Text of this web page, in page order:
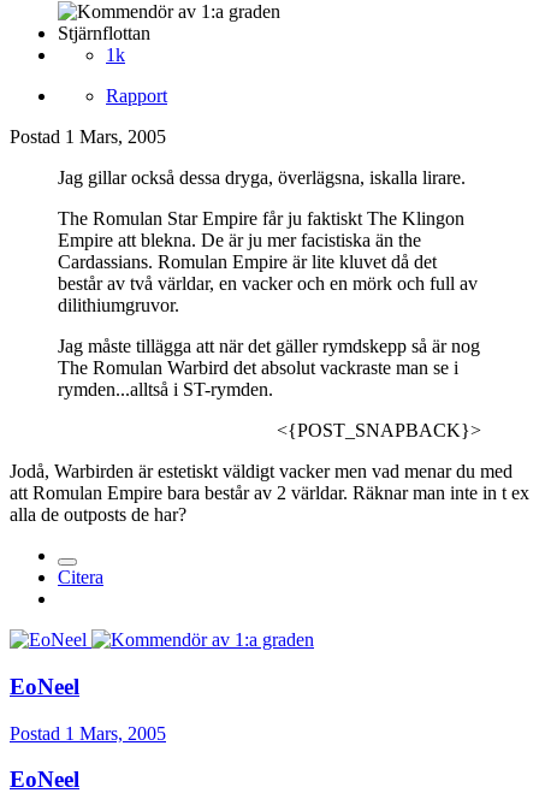
Stjärnflottan
1k
Rapport
Postad 1 Mars, 2005
Jag gillar också dessa dryga, överlägsna, iskalla lirare.
The Romulan Star Empire får ju faktiskt The Klingon
Empire att blekna. De är ju mer facistiska än the
Cardassians. Romulan Empire är lite kluvet då det
består av två världar, en vacker och en mörk och full av
dilithiumgruvor.
Jag måste tillägga att när det gäller rymdskepp så är nog
The Romulan Warbird det absolut vackraste man se i
rymden...alltså i ST-rymden.
<{POST_SNAPBACK}>
Jodå, Warbirden är estetiskt väldigt vacker men vad menar du med
att Romulan Empire bara består av 2 världar. Räknar man inte in t ex
alla de outposts de har?
Citera
EoNeel
Postad 1 Mars, 2005
EoNeel